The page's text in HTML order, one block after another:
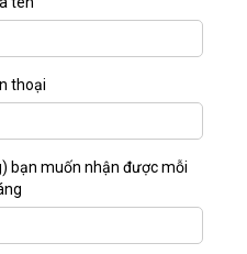
bạn muốn nhận được mỗi
thoại